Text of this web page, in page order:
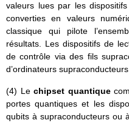
valeurs lues par les
converties en valeurs
classique qui pilote
résultats. Les dispositifs de
de contrôle via des fils
d’ordinateurs
(4) Le chipset quantique
portes quantiques et les
qubits à supraconducteurs ou